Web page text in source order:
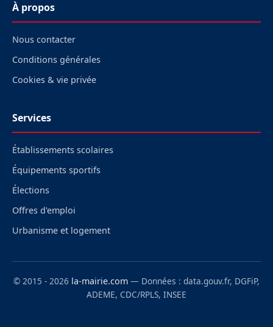
À propos
Nous contacter
Conditions générales
Cookies & vie privée
Services
Établissements scolaires
Équipements sportifs
Élections
Offres d'emploi
Urbanisme et logement
© 2015 - 2026 la-mairie.com — Données : data.gouv.fr, DGFiP,
ADEME, CDC/RPLS, INSEE